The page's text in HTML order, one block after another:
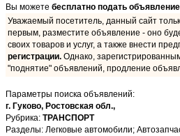
Вы можете бесплатно подать объявление
Уважаемый посетитель, данный сайт
первым, разместите объявление - оно
своих товаров и услуг, а также внести
регистрации. Однако,
"поднятие" объявлений, продление
Параметры поиска объявлений:
г. Гуково, Ростовская обл.,
Рубрика: ТРАНСПОРТ
Разделы: Легковые автомобили;